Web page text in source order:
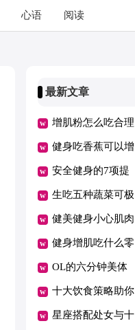
心语 阅读
最新文章
增肌粉怎么吃合理
又健身
健身吃香蕉可以增
肌吗
安全健身的7项提
示
生吃五种蔬菜可极
速瘦身
健美健身小心肌肉
拉伤
健身增肌吃什么零
食好
OL的六分钟美体
健身操
十大饮食策略助你
冬季瘦身
星座搭配处女与十